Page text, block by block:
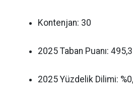
Kontenjan: 30
2025 Taban Puanı:
2025 Yüzdelik Dilimi: